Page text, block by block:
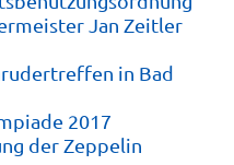
Jan Zeitler
in Bad
2017
der Zeppelin